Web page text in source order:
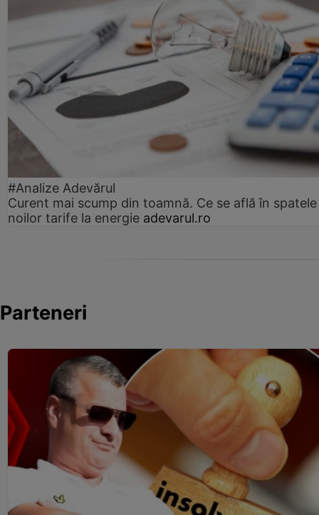
#Analize Adevărul
Curent mai scump din toamnă. Ce se află în spatele
noilor tarife la energie adevarul.ro
Parteneri